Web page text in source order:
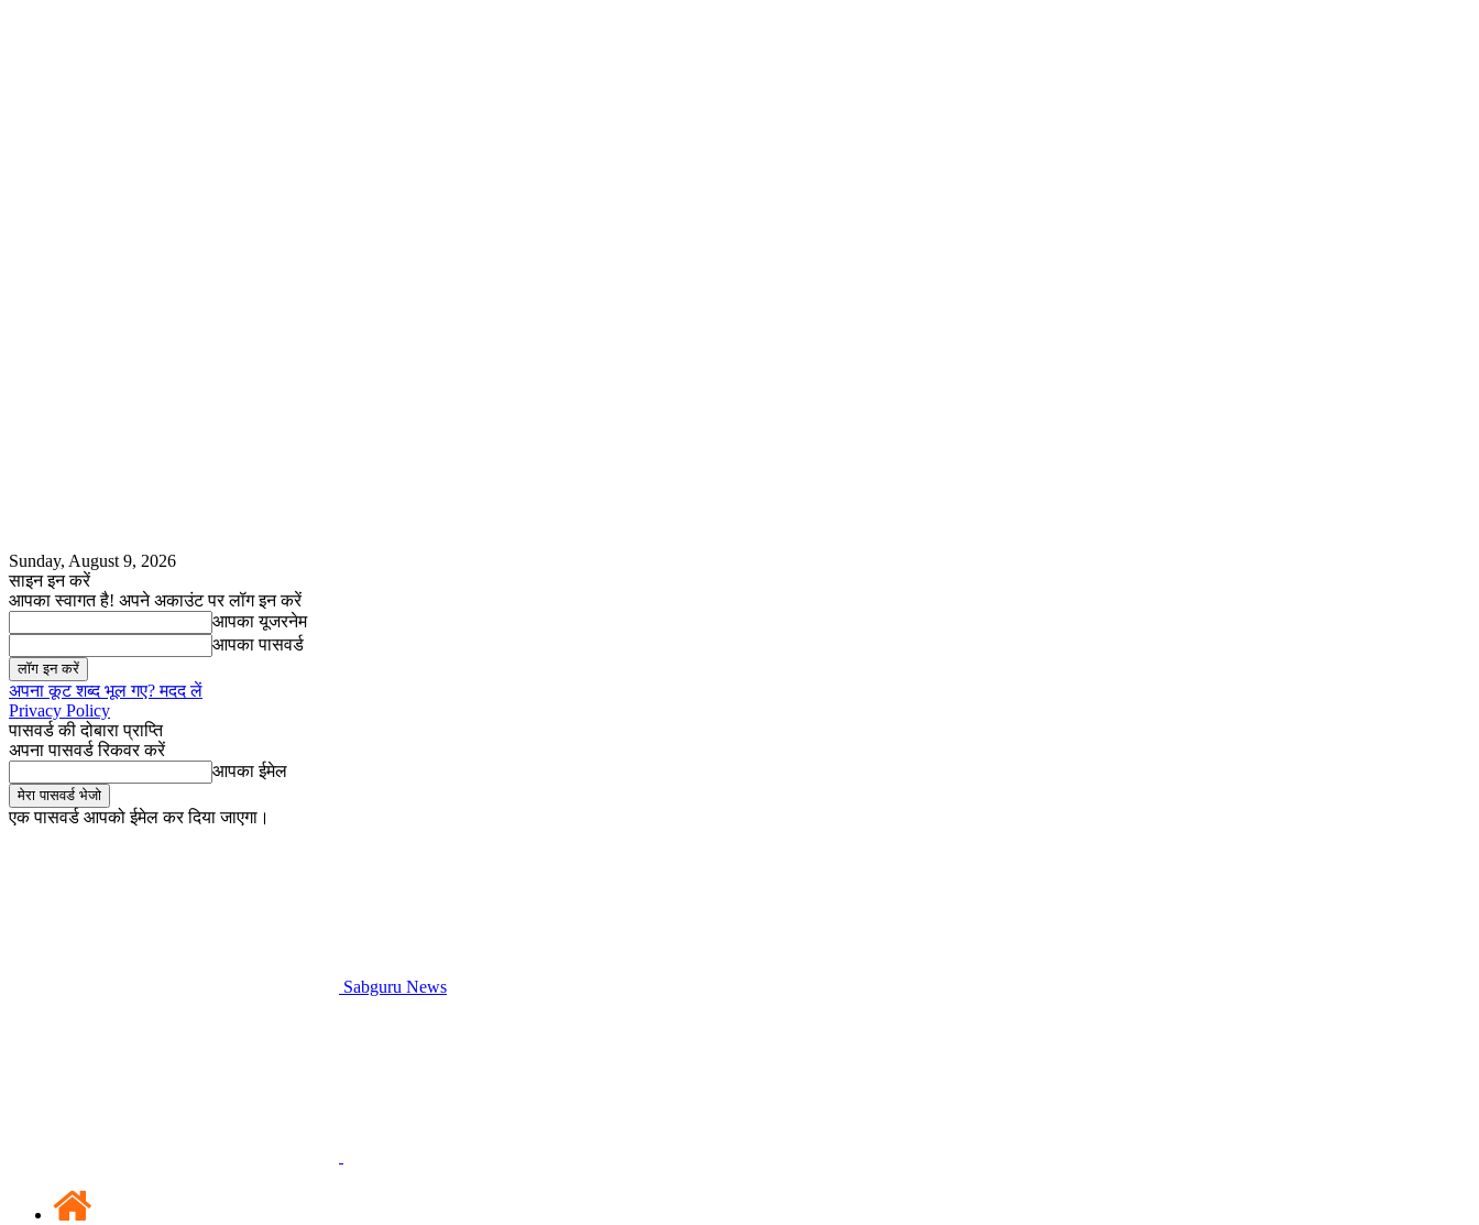
Sunday, August 9, 2026
साइन इन करें
आपका स्वागत है! अपने अकाउंट पर लॉग इन करें
आपका यूजरनेम
आपका पासवर्ड
अपना कूट शब्द भूल गए? मदद लें
Privacy Policy
पासवर्ड की दोबारा प्राप्ति
अपना पासवर्ड रिकवर करें
आपका ईमेल
एक पासवर्ड आपको ईमेल कर दिया जाएगा।
Sabguru News